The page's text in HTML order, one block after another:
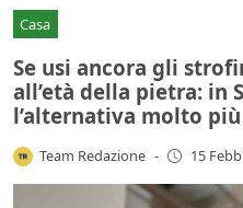
Casa
Se usi ancora gli
all’età della pietra: in
l’alternativa molto
Team Redazione - 15